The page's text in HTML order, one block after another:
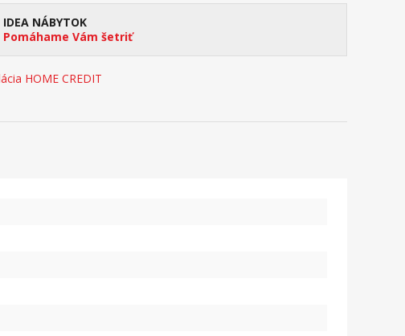
IDEA NÁBYTOK
Pomáhame Vám šetriť
HOME CREDIT